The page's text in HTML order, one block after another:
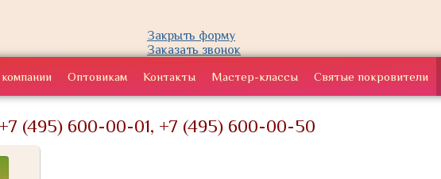
Закрыть форму
Заказать звонок
Оптовикам Контакты Мастер-классы Святые покровители
+7 (495) 600-00-01, +7 (495) 600-00-50